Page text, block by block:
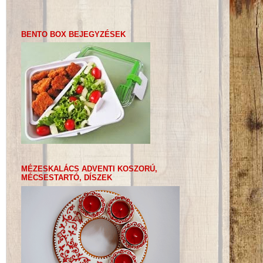
BENTO BOX BEJEGYZÉSEK
MÉZESKALÁCS ADVENTI KOSZORÚ,
MÉCSESTARTÓ, DÍSZEK